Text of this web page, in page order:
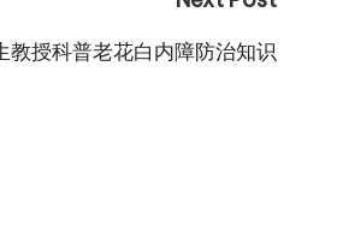
教授科普老花白内障防治知识